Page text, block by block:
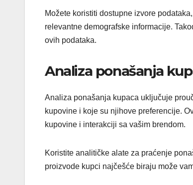
Možete koristiti dostupne izvore
relevantne demografske informacije.
ovih podataka.
Analiza ponašanja
Analiza ponašanja kupaca uključuje
kupovine i koje su njihove preferencije.
kupovine i interakciji sa vašim brendom.
Koristite analitičke alate za praćenje
proizvode kupci najčešće biraju može